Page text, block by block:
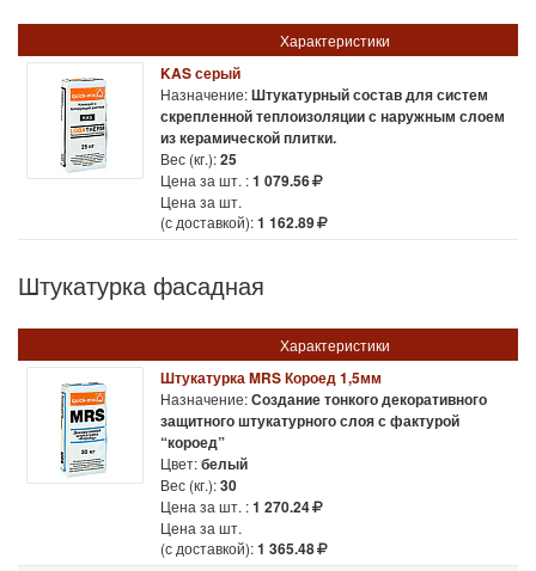
Характеристики
KAS серый
Назначение:Штукатурный состав для систем
скрепленной теплоизоляции с наружным слоем
из керамической плитки.
Вес (кг.):25
Цена за шт. :1 079.56
Цена за шт.
(с доставкой):1 162.89
Штукатурка фасадная
Характеристики
Штукатурка MRS Короед 1,5мм
Назначение:Создание тонкого декоративного
защитного штукатурного слоя с фактурой
“короед”
Цвет:белый
Вес (кг.):30
Цена за шт. :1 270.24
Цена за шт.
(с доставкой):1 365.48